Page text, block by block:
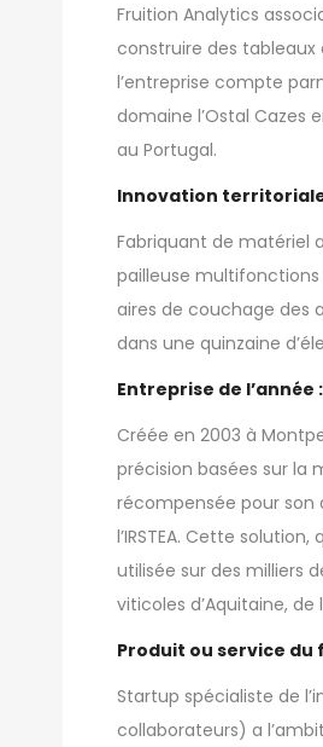
Fruition Analytics
construire des
l’entreprise compte
domaine l’Ostal Cazes
au Portugal.
Innovation territoriale
Fabriquant de matériel
pailleuse
aires de couchage des
dans une quinzaine
Entreprise de l’année
Créée en 2003 à
précision basées sur la
récompensée pour son
l’IRSTEA. Cette
utilisée sur des milliers
viticoles d’Aquitaine, de
Produit ou service du
Startup spécialiste de
collaborateurs) a